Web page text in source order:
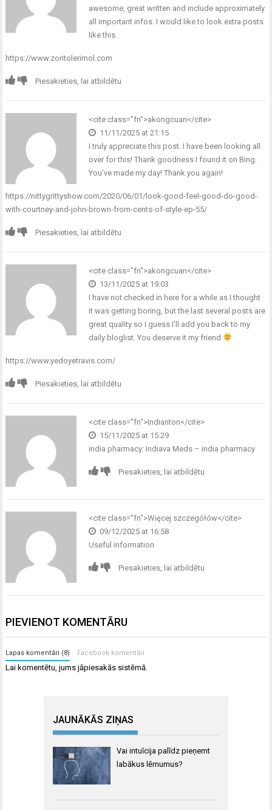
awesome, great written and include approximately
all important infos. I would like to look extra posts
like this .
https://www.zoritolerimol.com
Piesakieties, lai atbildētu
<cite class="fn">akongcuan</cite>
11/11/2025 at 21:15
I truly appreciate this post. I have been looking all
over for this! Thank goodness I found it on Bing.
You’ve made my day! Thank you again!
https://nittygrittyshow.com/2020/06/01/look-good-feel-good-do-good-
with-courtney-and-john-brown-from-cents-of-style-ep-55/
Piesakieties, lai atbildētu
<cite class="fn">akongcuan</cite>
13/11/2025 at 19:03
I have not checked in here for a while as I thought
it was getting boring, but the last several posts are
great quality so I guess I’ll add you back to my
daily bloglist. You deserve it my friend
https://www.yedoyetravis.com/
Piesakieties, lai atbildētu
<cite class="fn">Indianton</cite>
15/11/2025 at 15:29
india pharmacy: Indiava Meds – india pharmacy
Piesakieties, lai atbildētu
<cite class="fn">Więcej szczegółów</cite>
09/12/2025 at 16:58
Useful information
Piesakieties, lai atbildētu
PIEVIENOT KOMENTĀRU
Lapas komentāri (8) Facebook komentāri
Lai komentētu, jumsjāpiesakās sistēmā.
JAUNĀKĀS ZIŅAS
Vai intuīcija palīdz pieņemt
labākus lēmumus?